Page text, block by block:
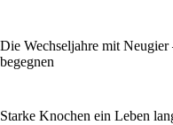
Die Wechseljahre mit Neugier
begegnen
Starke Knochen ein Leben